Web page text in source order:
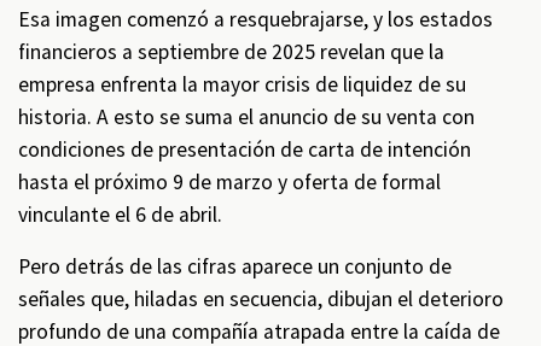
Esa imagen comenzó a resquebrajarse, y los estados
financieros a septiembre de 2025 revelan que la
empresa enfrenta la mayor crisis de liquidez de su
historia. A esto se suma el anuncio de su venta con
condiciones de presentación de carta de intención
hasta el próximo 9 de marzo y oferta de formal
vinculante el 6 de abril.
Pero detrás de las cifras aparece un conjunto de
señales que, hiladas en secuencia, dibujan el deterioro
profundo de una compañía atrapada entre la caída de